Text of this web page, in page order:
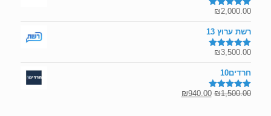
דורג5.00
₪2,000.00
רשת ערוץ 13
דורג5.00
₪3,500.00
חרדים10
דורג5.00
₪1,500.00
המחיר ₪940.00